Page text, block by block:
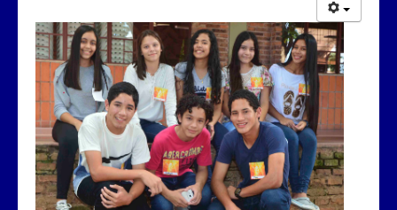
Contatti
Privacy
Donazione